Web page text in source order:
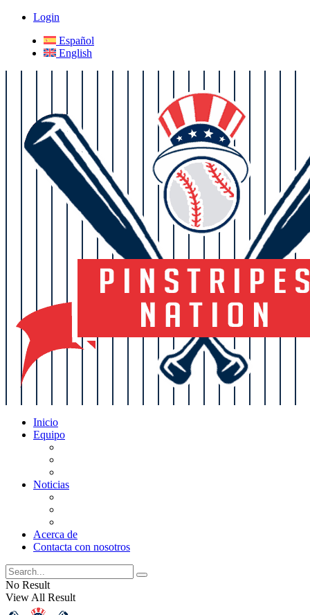
Login
Español
English
Inicio
Equipo
Noticias
Acerca de
Contacta con nosotros
No Result
View All Result